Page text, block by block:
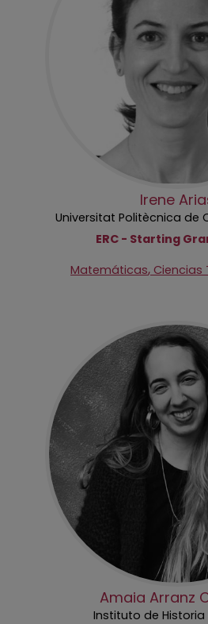
Irene
Universitat Politècnica de
ERC - Starting
Matemáticas, Ciencias
Amaia Arranz
Instituto de Historia